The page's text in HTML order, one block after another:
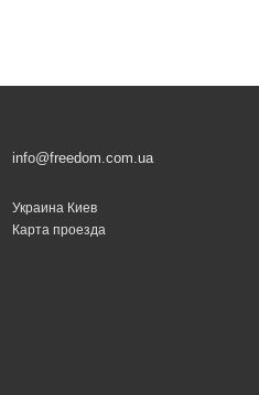
info@freedom.com.ua
Украина Киев
Карта проезда